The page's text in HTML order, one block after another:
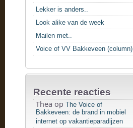
Lekker is anders..
Look alike van de week
Mailen met..
Voice of VV Bakkeveen (column)
Recente reacties
Thea op The Voice of
Bakkeveen: de brand in mobiel
internet op vakantieparadijzen